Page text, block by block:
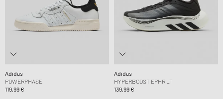
Adidas
POWERPHASE
119,99 €
Adidas
HYPERBOOST EPHR LT
139,99 €